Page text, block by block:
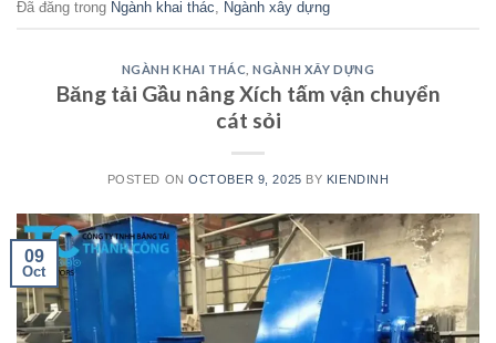
Đã đăng trong Ngành khai thác Ngành xây dựng
NGÀNH KHAI THÁC ,NGÀNH XÂY DỰNG
Băng tải Gầu nâng Xích tấm vận chuyển
cát sỏi
POSTED ONOCTOBER 9, 2025 BY KIENDINH
09
Oct